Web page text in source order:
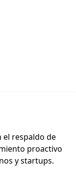
el respaldo de
proactivo
y startups.